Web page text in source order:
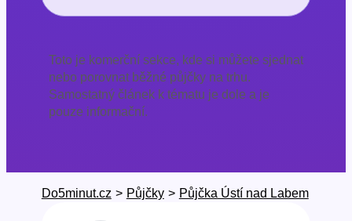
Toto je komerční sekce, kde si můžete sjednat
nebo porovnat běžné půjčky na trhu.
Samostatný článek k tématu je dole a je
pouze informační.
Do5minut.cz > Půjčky > Půjčka Ústí nad Labem